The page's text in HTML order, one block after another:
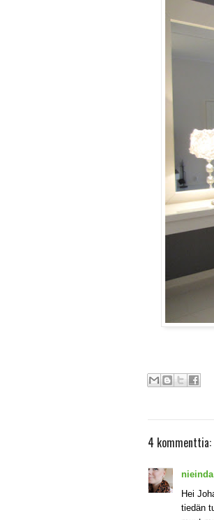
4 kommenttia:
nieinda
Hei
tiedän